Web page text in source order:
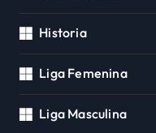
Historia
Liga Femenina
Liga Masculina